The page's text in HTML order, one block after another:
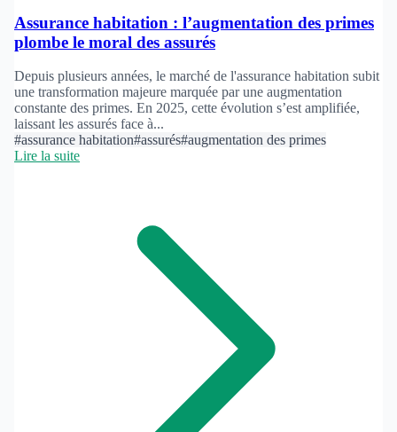
Assurance habitation : l’augmentation des primes
plombe le moral des assurés
Depuis plusieurs années, le marché de l'assurance habitation subit
une transformation majeure marquée par une augmentation
constante des primes. En 2025, cette évolution s’est amplifiée,
laissant les assurés face à...
#assurance habitation#assurés#augmentation des primes
Lire la suite